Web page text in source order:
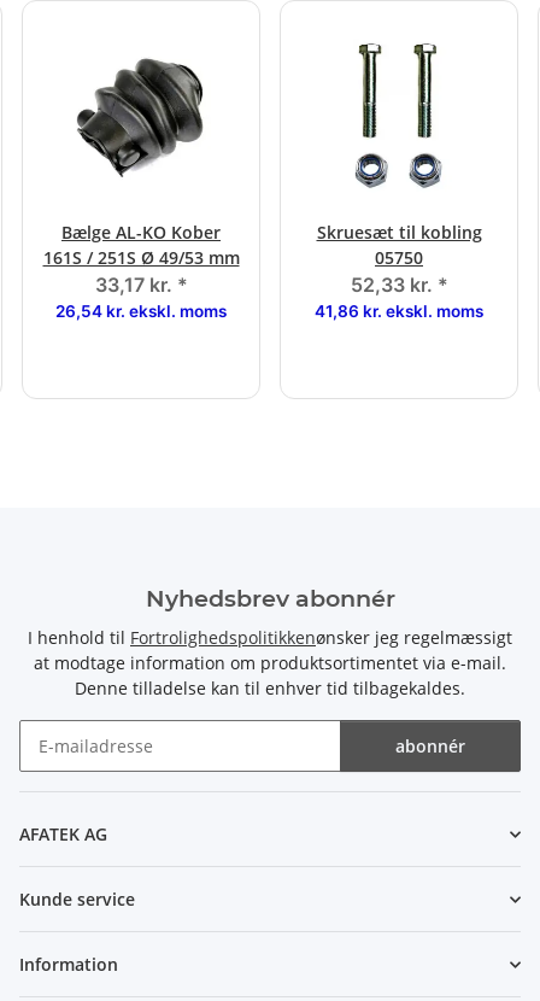
Bælge AL-KO Kober
161S / 251S Ø 49/53 mm
33,17 kr. *
26,54 kr. ekskl. moms
Skruesæt til kobling
05750
52,33 kr. *
41,86 kr. ekskl. moms
Nyhedsbrev abonnér
I henhold til Fortrolighedspolitikkenønsker jeg regelmæssigt
at modtage information om produktsortimentet via e-mail.
Denne tilladelse kan til enhver tid tilbagekaldes.
abonnér
AFATEK AG
Kunde service
Information